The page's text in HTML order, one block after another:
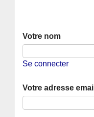
Votre nom
Se connecter
Votre adresse email